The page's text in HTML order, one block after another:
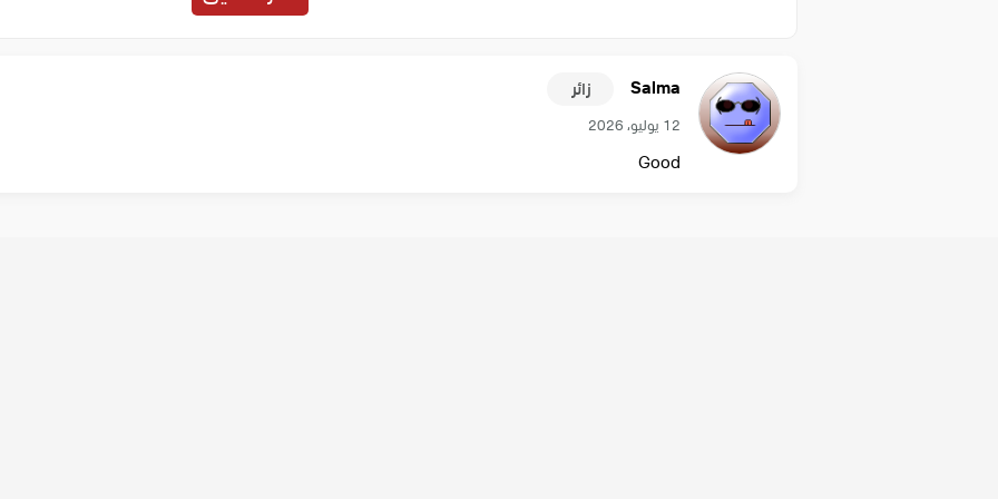
Salma زائر
12 يوليو، 2026
Good